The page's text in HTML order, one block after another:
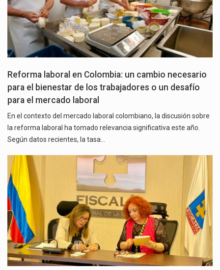
Reforma laboral en Colombia: un cambio necesario
para el bienestar de los trabajadores o un desafío
para el mercado laboral
En el contexto del mercado laboral colombiano, la discusión sobre
la reforma laboral ha tomado relevancia significativa este año.
Según datos recientes, la tasa…